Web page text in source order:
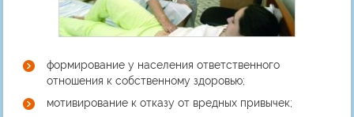
формирование у населения ответственного
отношения к собственному здоровью;
мотивирование к отказу от вредных привычек;